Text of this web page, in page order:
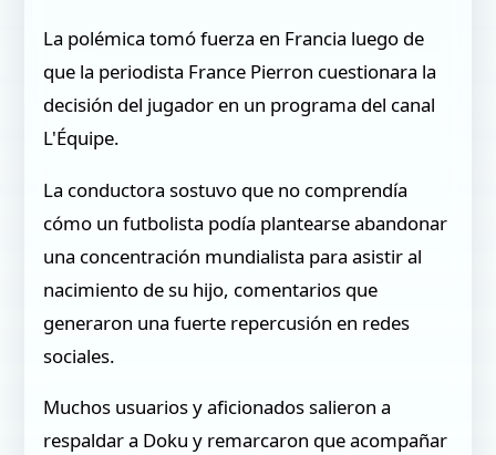
La polémica tomó fuerza en Francia luego de
que la periodista France Pierron cuestionara la
decisión del jugador en un programa del canal
L'Équipe.
La conductora sostuvo que no comprendía
cómo un futbolista podía plantearse abandonar
una concentración mundialista para asistir al
nacimiento de su hijo, comentarios que
generaron una fuerte repercusión en redes
sociales.
Muchos usuarios y aficionados salieron a
respaldar a Doku y remarcaron que acompañar